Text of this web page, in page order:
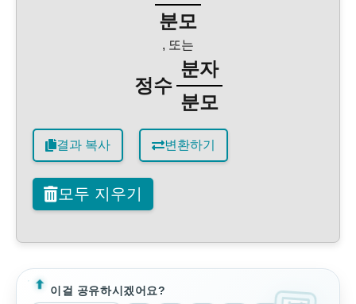
분모
, 또는
정수
분자
분모
결과 복사 변환하기
모두 지우기
이걸 공유하시겠어요?